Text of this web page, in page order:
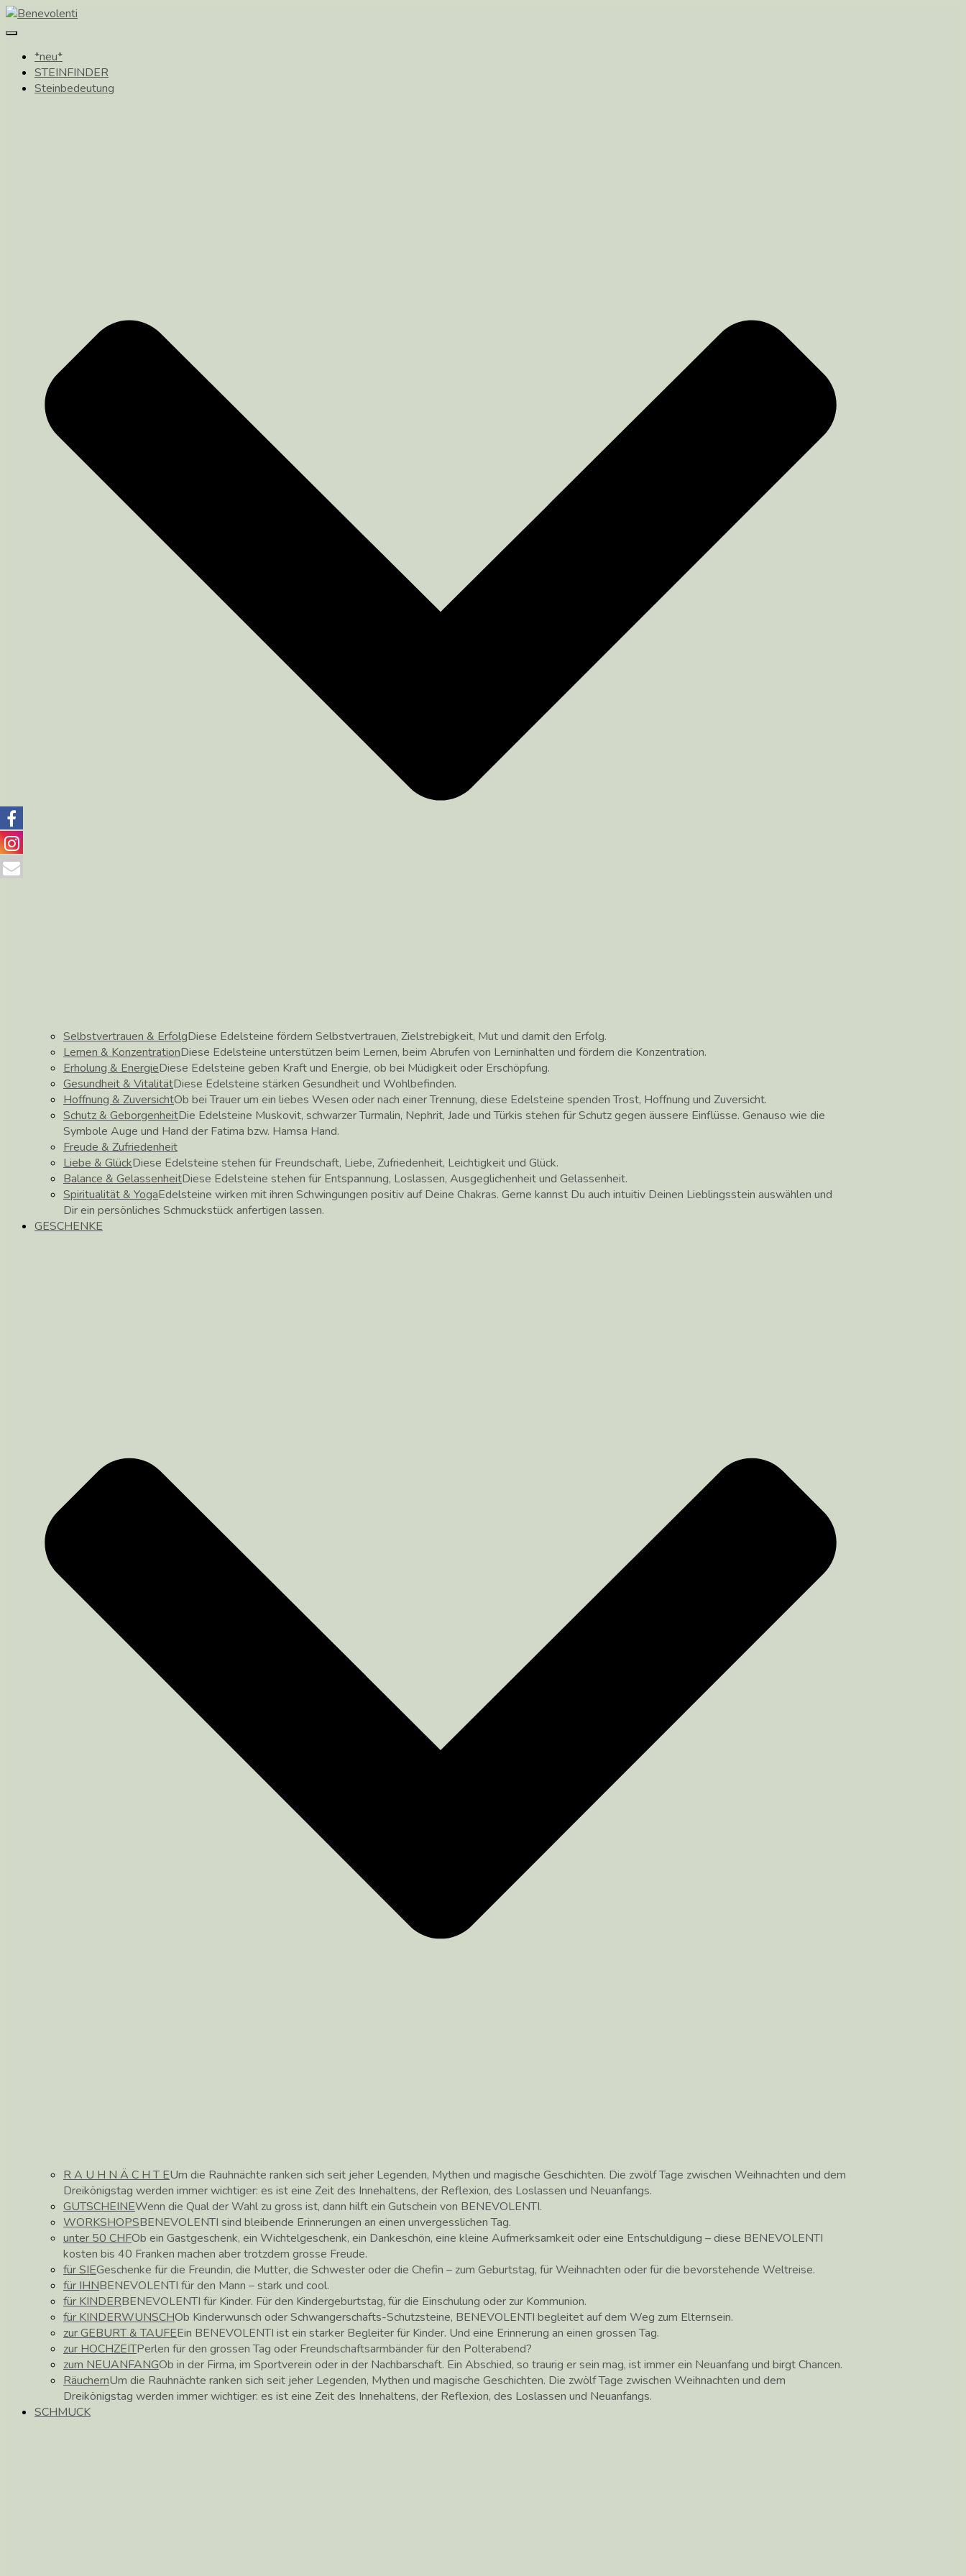
Toggle
*neu*
STEINFINDER
Steinbedeutung
Selbstvertrauen & ErfolgDiese Edelsteine fördern Selbstvertrauen, Zielstrebigkeit, Mut und damit den Erfolg.
Lernen & KonzentrationDiese Edelsteine unterstützen beim Lernen, beim Abrufen von Lerninhalten und fördern die Konzentration.
Erholung & EnergieDiese Edelsteine geben Kraft und Energie, ob bei Müdigkeit oder Erschöpfung.
Gesundheit & VitalitätDiese Edelsteine stärken Gesundheit und Wohlbefinden.
Hoffnung & ZuversichtOb bei Trauer um ein liebes Wesen oder nach einer Trennung, diese Edelsteine spenden Trost, Hoffnung und Zuversicht.
Schutz & GeborgenheitDie Edelsteine Muskovit, schwarzer Turmalin, Nephrit, Jade und Türkis stehen für Schutz gegen äussere Einflüsse. Genauso wie die
Symbole Auge und Hand der Fatima bzw. Hamsa Hand.
Freude & Zufriedenheit
Liebe & GlückDiese Edelsteine stehen für Freundschaft, Liebe, Zufriedenheit, Leichtigkeit und Glück.
Balance & GelassenheitDiese Edelsteine stehen für Entspannung, Loslassen, Ausgeglichenheit und Gelassenheit.
Spiritualität & YogaEdelsteine wirken mit ihren Schwingungen positiv auf Deine Chakras. Gerne kannst Du auch intuitiv Deinen Lieblingsstein auswählen und
Dir ein persönliches Schmuckstück anfertigen lassen.
GESCHENKE
R A U H N Ä C H T EUm die Rauhnächte ranken sich seit jeher Legenden, Mythen und magische Geschichten. Die zwölf Tage zwischen Weihnachten und dem
Dreikönigstag werden immer wichtiger: es ist eine Zeit des Innehaltens, der Reflexion, des Loslassen und Neuanfangs.
GUTSCHEINEWenn die Qual der Wahl zu gross ist, dann hilft ein Gutschein von BENEVOLENTI.
WORKSHOPSBENEVOLENTI sind bleibende Erinnerungen an einen unvergesslichen Tag.
unter 50 CHFOb ein Gastgeschenk, ein Wichtelgeschenk, ein Dankeschön, eine kleine Aufmerksamkeit oder eine Entschuldigung – diese BENEVOLENTI
kosten bis 40 Franken machen aber trotzdem grosse Freude.
für SIEGeschenke für die Freundin, die Mutter, die Schwester oder die Chefin – zum Geburtstag, für Weihnachten oder für die bevorstehende Weltreise.
für IHNBENEVOLENTI für den Mann – stark und cool.
für KINDERBENEVOLENTI für Kinder. Für den Kindergeburtstag, für die Einschulung oder zur Kommunion.
für KINDERWUNSCHOb Kinderwunsch oder Schwangerschafts-Schutzsteine, BENEVOLENTI begleitet auf dem Weg zum Elternsein.
zur GEBURT & TAUFEEin BENEVOLENTI ist ein starker Begleiter für Kinder. Und eine Erinnerung an einen grossen Tag.
zur HOCHZEITPerlen für den grossen Tag oder Freundschaftsarmbänder für den Polterabend?
zum NEUANFANGOb in der Firma, im Sportverein oder in der Nachbarschaft. Ein Abschied, so traurig er sein mag, ist immer ein Neuanfang und birgt Chancen.
RäuchernUm die Rauhnächte ranken sich seit jeher Legenden, Mythen und magische Geschichten. Die zwölf Tage zwischen Weihnachten und dem
Dreikönigstag werden immer wichtiger: es ist eine Zeit des Innehaltens, der Reflexion, des Loslassen und Neuanfangs.
SCHMUCK